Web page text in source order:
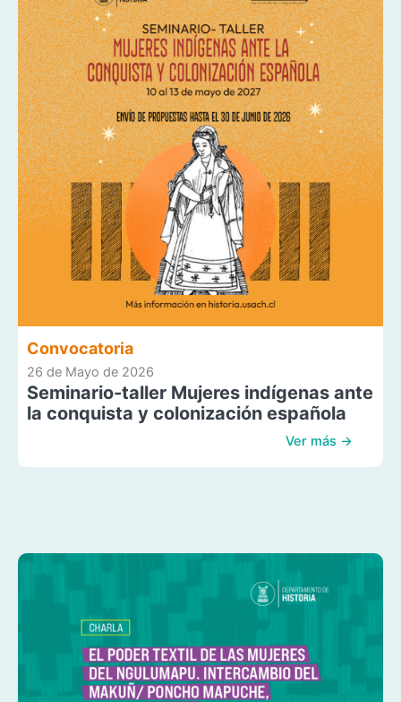
Convocatoria
26 de Mayo de 2026
Seminario-taller Mujeres indígenas ante
la conquista y colonización española
Ver más →